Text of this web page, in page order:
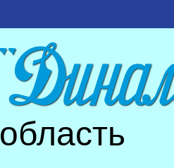
область